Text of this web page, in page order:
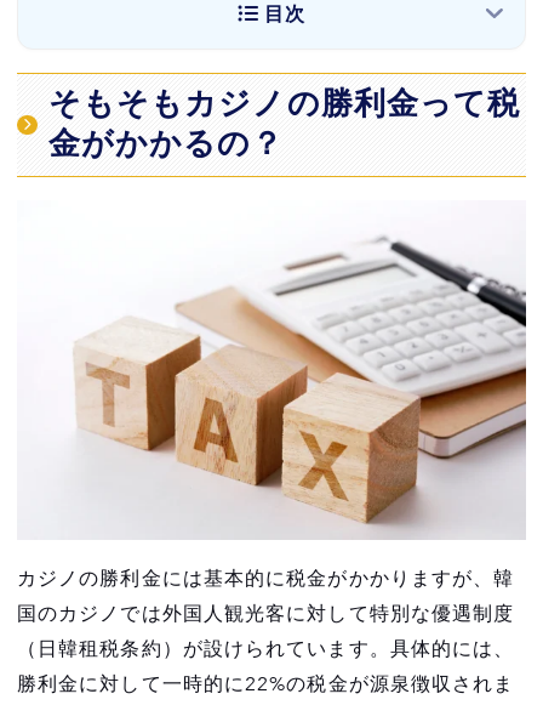
目次
そもそもカジノの勝利金って税金がかかるの？
日本人必見！税金は日本で払う必要はあるが、
韓国では払う必要なし！
手順1：カジノで当選時に源泉徴収された税金
の証明書を受け取る
手順2：仁川空港の税金還付カウンターに向か
手順3：手数料2,000ウォンを支払い、必要書
類を発行
手順4：カジノに戻り、キャッシャーで還付金
【要注意】韓国→日本へ100万円以上の現金を
持ち出す場合は税関申告が必要
勝利金が50万円以上の場合は日本に帰国後、
確定申告が必須
そもそもカジノの勝利金って税
金がかかるの？
カジノの勝利金には基本的に税金がかかりますが、韓
国のカジノでは外国人観光客に対して特別な優遇制度
（日韓租税条約）が設けられています。具体的には、
勝利金に対して一時的に22%の税金が源泉徴収されま